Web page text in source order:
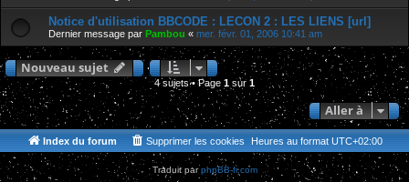
Notice d'utilisation BBCODE : LECON 2 : LES LIENS [url]
Dernier message par Pambou « mer. févr. 01, 2006 10:41 am
Nouveau sujet
4 sujets • Page 1 sur 1
Aller à
Index du forum Heures au format UTC+02:00
Supprimer les cookies
Traduit parphpBB-fr.com